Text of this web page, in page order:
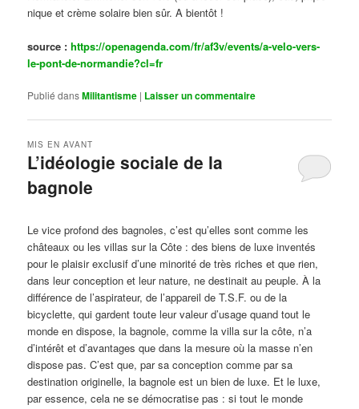
nique et crème solaire bien sûr. A bientôt !
source :https://openagenda.com/fr/af3v/events/a-velo-vers-
le-pont-de-normandie?cl=fr
Publié dansMilitantisme | Laisser un commentaire
L’idéologie sociale de la
bagnole
MIS EN AVANT
Le vice profond des bagnoles, c’est qu’elles sont comme les
châteaux ou les villas sur la Côte : des biens de luxe inventés
pour le plaisir exclusif d’une minorité de très riches et que rien,
dans leur conception et leur nature, ne destinait au peuple. À la
différence de l’aspirateur, de l’appareil de T.S.F. ou de la
bicyclette, qui gardent toute leur valeur d’usage quand tout le
monde en dispose, la bagnole, comme la villa sur la côte, n’a
d’intérêt et d’avantages que dans la mesure où la masse n’en
dispose pas. C’est que, par sa conception comme par sa
destination originelle, la bagnole est un bien de luxe. Et le luxe,
par essence, cela ne se démocratise pas : si tout le monde